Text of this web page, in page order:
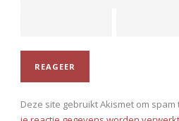
Deze site gebruikt Akismet om